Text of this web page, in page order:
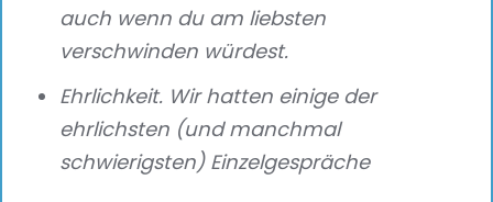
auch wenn du am liebsten
verschwinden würdest.
Ehrlichkeit. Wir hatten einige der
ehrlichsten (und manchmal
schwierigsten) Einzelgespräche